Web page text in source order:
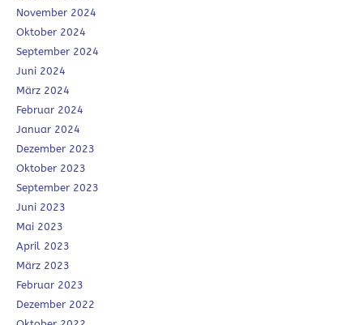
November 2024
Oktober 2024
September 2024
Juni 2024
März 2024
Februar 2024
Januar 2024
Dezember 2023
Oktober 2023
September 2023
Juni 2023
Mai 2023
April 2023
März 2023
Februar 2023
Dezember 2022